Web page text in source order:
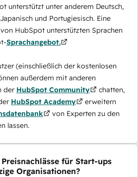
unterstützt unter anderem Deutsch,
und Portugiesisch. Eine
HubSpot unterstützten Sprachen
Sprachangebot.
(einschließlich der kostenlosen
außerdem mit anderen
der HubSpot Community
chatten,
HubSpot Academy
erweitern
von Experten zu den
lassen.
für Start-ups
Organisationen?